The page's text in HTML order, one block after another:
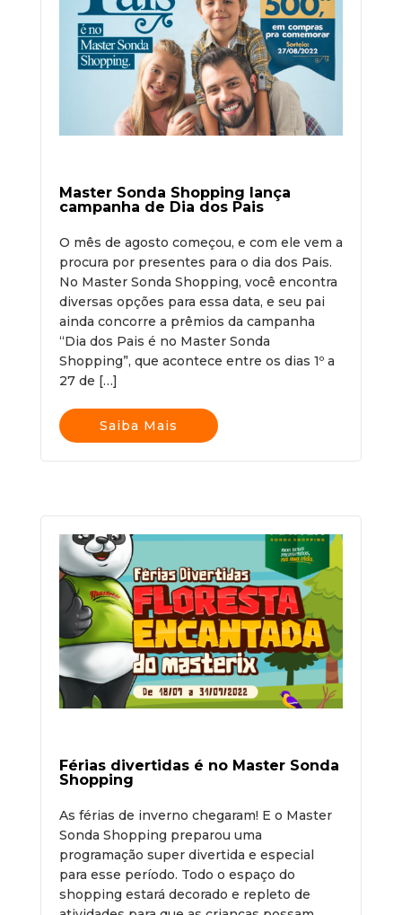
Master Sonda Shopping lança
campanha de Dia dos Pais
O mês de agosto começou, e com ele vem a
procura por presentes para o dia dos Pais.
No Master Sonda Shopping, você encontra
diversas opções para essa data, e seu pai
ainda concorre a prêmios da campanha
“Dia dos Pais é no Master Sonda
Shopping”, que acontece entre os dias 1º a
27 de […]
Saiba Mais
Férias divertidas é no Master Sonda
Shopping
As férias de inverno chegaram! E o Master
Sonda Shopping preparou uma
programação super divertida e especial
para esse período. Todo o espaço do
shopping estará decorado e repleto de